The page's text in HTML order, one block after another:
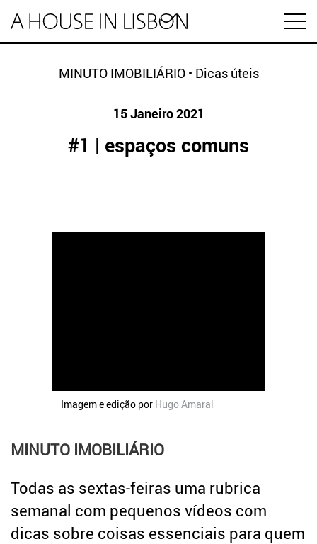
Artigos
Vídeos
Entrevistas
Mediação Imobiliária
Newsletter
Contactos
Sobre
MINUTO IMOBILIÁRIO• Dicas úteis
15 Janeiro 2021
#1 | espaços comuns
Imagem e edição por Hugo Amaral
MINUTO IMOBILIÁRIO
Todas as sextas-feiras uma rubrica
semanal com pequenos vídeos com
dicas sobre coisas essenciais para quem